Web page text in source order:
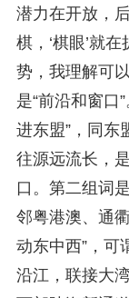
潜力在开放，
棋，‘棋眼’就
势，我理解可
是“前沿和窗口
进东盟”，同东
往源远流长，
口。第二组词
邻粤港澳、通
动东中西”，可
沿江，联接大